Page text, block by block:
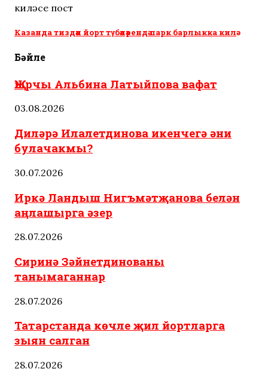
киләсе пост
Казанда тиздән йорт түбәләрендә парк барлыкка килә
Бәйле
Җырчы Альбина Латыйпова вафат
03.08.2026
Диләрә Илалетдинова икенчегә әни
булачакмы?
30.07.2026
Иркә Ландыш Нигъмәтҗанова белән
аңлашырга әзер
28.07.2026
Сиринә Зәйнетдинованы
танымаганнар
28.07.2026
Татарстанда көчле җил йортларга
зыян салган
28.07.2026